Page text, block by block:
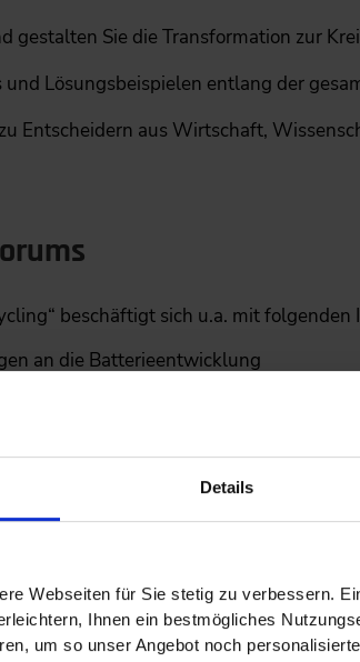
Details
Webseiten für Sie stetig zu verbessern.
Ihnen ein bestmögliches
um so unser Angebot noch
gestalten Sie die Transformation zur
und Lösungsbeispielen entlang der
Entscheidern aus Wirtschaft,
beschäftigt sich u.a. mit folgenden
an die Batterieentwicklung